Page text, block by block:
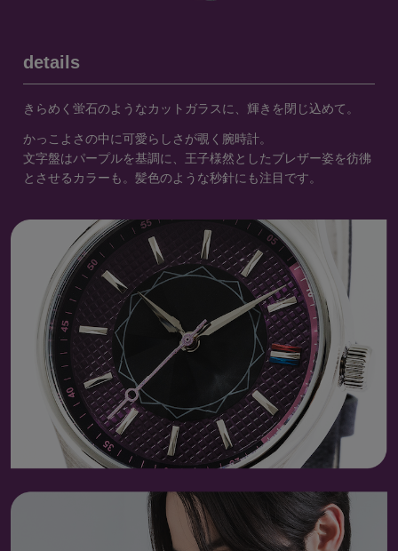
details
きらめく蛍石のようなカットガラスに、輝きを閉じ込めて。
かっこよさの中に可愛らしさが覗く腕時計。
文字盤はパープルを基調に、王子様然としたブレザー姿を彷彿
とさせるカラーも。髪色のような秒針にも注目です。